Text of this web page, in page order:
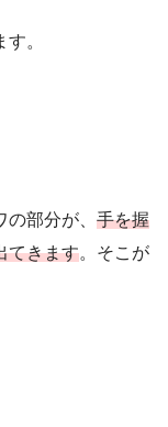
。
部分が、 手を握
てきます。そこが